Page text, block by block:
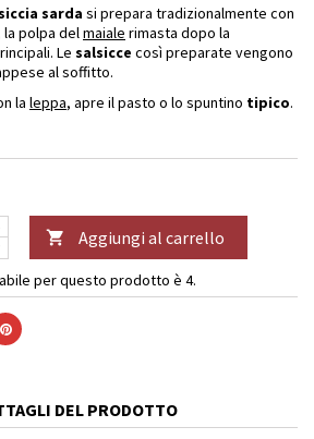
sarda si prepara tradizionalmente con
polpa delmaiale rimasta dopo la
Le salsicce così preparate vengono
al soffitto.
la leppa, apre il pasto o lo spuntino tipico.
 Aggiungi al carrello
per questo prodotto è 4.
DEL PRODOTTO